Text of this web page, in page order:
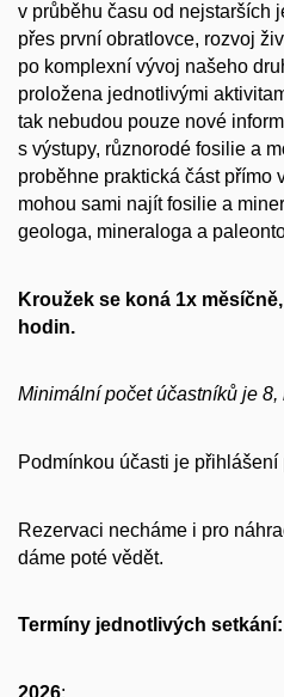
v průběhu času od nejstarších
přes první obratlovce, rozvoj
po komplexní vývoj našeho
proložena jednotlivými
tak nebudou pouze nové
s výstupy, různorodé fosilie a
proběhne praktická část přímo
mohou sami najít fosilie a
geologa, mineraloga a
Kroužek se koná 1x
hodin.
Minimální počet účastníků je 8,
Podmínkou účasti je přihlášení
Rezervaci necháme i pro
dáme poté vědět.
Termíny jednotlivých setkání:
2026: